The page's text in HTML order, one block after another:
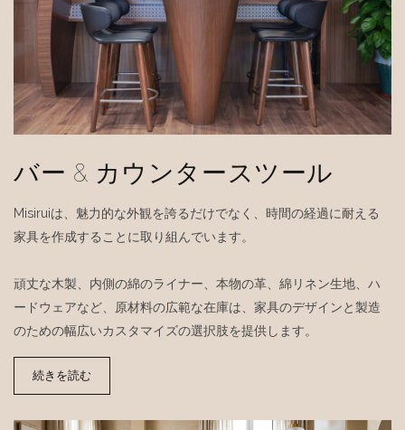
バー & カウンタースツール
Misiruiは、魅力的な外観を誇るだけでなく、時間の経過に耐える
家具を作成することに取り組んでいます。
頑丈な木製、内側の綿のライナー、本物の革、綿リネン生地、ハ
ードウェアなど、原材料の広範な在庫は、家具のデザインと製造
のための幅広いカスタマイズの選択肢を提供します。
続きを読む